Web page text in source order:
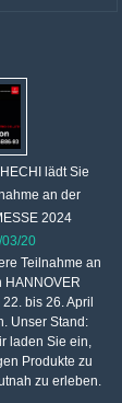
lädt Sie
an der
2024
20
Teilnahme an
HANNOVER
bis 26. April
Unser Stand:
laden Sie ein,
Produkte zu
zu erleben.